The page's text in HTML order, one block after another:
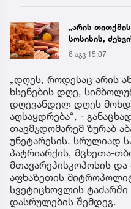
ცნობილია,
გარდაცვლილი
მარიამ
ექსპერტიზის
6 აგვ 19:42
„დღეს, როდესაც არის
ხსენების დღე,
დღევანდელ დღეს
აღსაყდრება“, -
თავმჯდომარემ ზურაბ
უნეტარესის, სრულიად
პატრიარქის, მცხეთა-
მთავარეპისკოპოსის და
აფხაზეთის
სვეტიცხოვლის
დასრულების შემდეგ.